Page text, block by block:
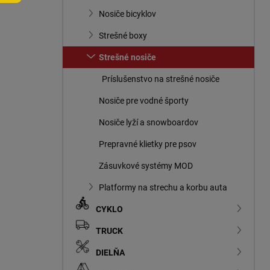
Nosiče bicyklov
Strešné boxy
Strešné nosiče
Príslušenstvo na strešné nosiče
Nosiče pre vodné športy
Nosiče lyží a snowboardov
Prepravné klietky pre psov
Zásuvkové systémy MOD
Platformy na strechu a korbu auta
CYKLO
TRUCK
DIELŇA